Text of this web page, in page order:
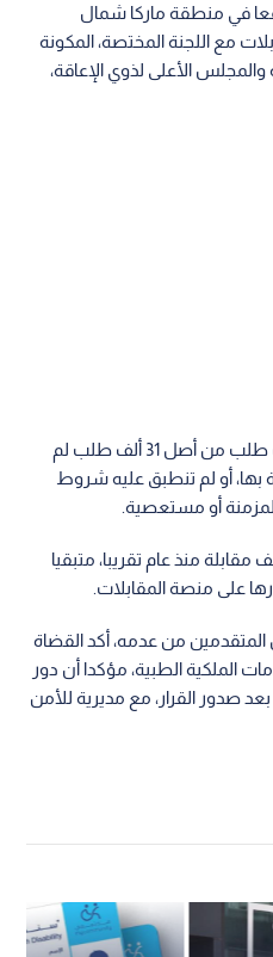
في منطقة ماركا شمال
مع اللجنة المختصة، المكونة
الأعلى لذوي الإعاقة،
وأشار القضاة إلى أن هناك 8 آلاف طلب من أصل 31 ألف طلب لم
بها، أو لم تنطبق عليه شروط
أو مستعصية.
إلى أن اللجنة أجرت نحو 12 ألف مقابلة منذ عام تقريبا، متبقيا
على منصة المقابلات.
المتقدمين من عدمه، أكد القضاة
الملكية الطبية، مؤكدا أن دور
صدور القرار، مع مديرية للأمن